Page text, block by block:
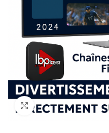
Click to enlarge